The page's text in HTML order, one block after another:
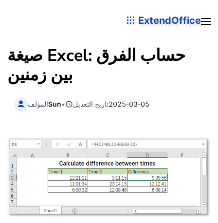
ExtendOffice
صيغة Excel: حساب الفرق
بين زمنين
المؤلفSun• تاريخ التعديل2025-03-05